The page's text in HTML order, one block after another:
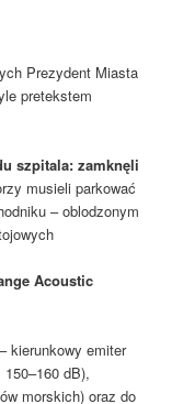
Prezydent Miasta
pretekstem
szpitala: zamknęli
musieli parkować
– oblodzonym
Acoustic
– kierunkowy emiter
dB),
morskich) oraz do